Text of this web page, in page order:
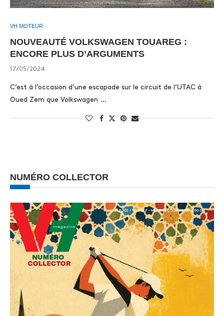
VH MOTEUR
NOUVEAUTÉ VOLKSWAGEN TOUAREG :
ENCORE PLUS D’ARGUMENTS
17/05/2024
C’est à l’occasion d’une escapade sur le circuit de l’UTAC à
Oued Zem que Volkswagen …
NUMÉRO COLLECTOR